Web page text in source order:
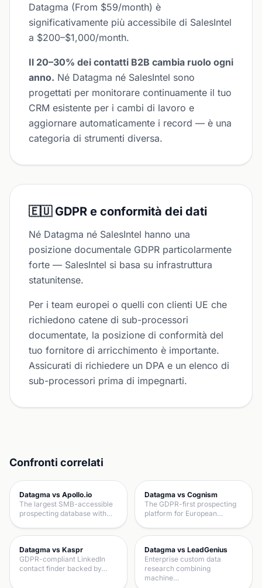
Datagma (From $59/month) è
significativamente più accessibile di SalesIntel
a $200–$1,000/month.
Il 20–30% dei contatti B2B cambia ruolo ogni
anno. Né Datagma né SalesIntel sono
progettati per monitorare continuamente il tuo
CRM esistente per i cambi di lavoro e
aggiornare automaticamente i record — è una
categoria di strumenti diversa.
🇪🇺 GDPR e conformità dei dati
Né Datagma né SalesIntel hanno una
posizione documentale GDPR particolarmente
forte — SalesIntel si basa su infrastruttura
statunitense.
Per i team europei o quelli con clienti UE che
richiedono catene di sub-processori
documentate, la posizione di conformità del
tuo fornitore di arricchimento è importante.
Assicurati di richiedere un DPA e un elenco di
sub-processori prima di impegnarti.
Confronti correlati
Datagma vs Apollo.io
The largest SMB-accessible
prospecting database with…
Datagma vs Cognism
The GDPR-first prospecting
platform for European…
Datagma vs Kaspr
GDPR-compliant LinkedIn
contact finder backed by…
Datagma vs LeadGenius
Enterprise custom data
research combining
machine…